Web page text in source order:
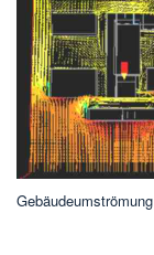
Gebäudeumströmung